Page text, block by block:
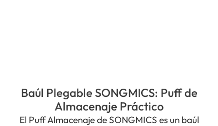
Baúl Plegable SONGMICS: Puff de
Almacenaje Práctico
El Puff Almacenaje de SONGMICS es un baúl